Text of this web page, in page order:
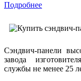
Подробнее
Сэндвич-панели
завода
службы не менее 25